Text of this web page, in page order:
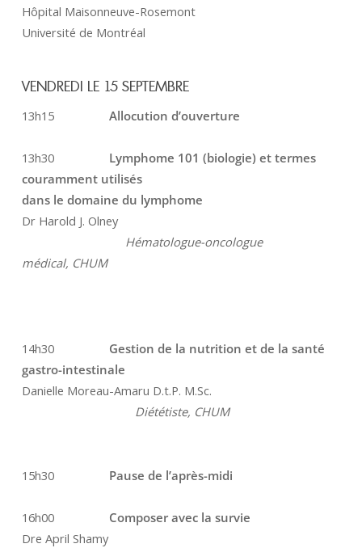
Hôpital Maisonneuve-Rosemont
Université de Montréal
VENDREDI LE 15 SEPTEMBRE
13h15 Allocution d’ouverture
13h30 Lymphome 101 (biologie) et termes
couramment utilisés
dans le domaine du lymphome
Dr Harold J. Olney
Hématologue-oncologue
médical, CHUM
14h30 Gestion de la nutrition et de la santé
gastro-intestinale
Danielle Moreau-Amaru D.t.P. M.Sc.
Diététiste, CHUM
15h30 Pause de l’après-midi
16h00
Composer avec la survie
Dre April Shamy